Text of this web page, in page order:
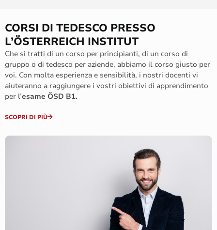
CORSI DI TEDESCO PRESSO
L’ÖSTERREICH INSTITUT
Che si tratti di un corso per principianti, di un corso di
gruppo o di tedesco per aziende, abbiamo il corso giusto per
voi. Con molta esperienza e sensibilità, i nostri docenti vi
aiuteranno a raggiungere i vostri obiettivi di apprendimento
per l’esame ÖSD B1.
SCOPRI DI PIÙ